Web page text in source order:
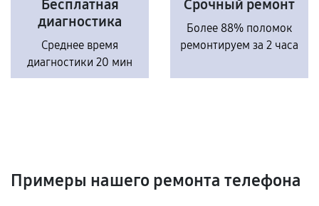
Бесплатная
диагностика
Среднее время
диагностики 20 мин
Срочный ремонт
Более 88% поломок
ремонтируем за 2 часа
Примеры нашего ремонта телефона